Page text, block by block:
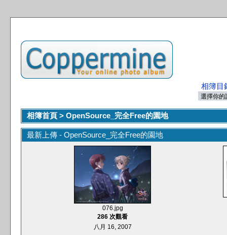
相簿目
相簿首頁 > OpenSource_完全Free的園地
最新上傳 - OpenSource_完全Free的園地
076.jpg
286 次觀看
八月 16, 2007